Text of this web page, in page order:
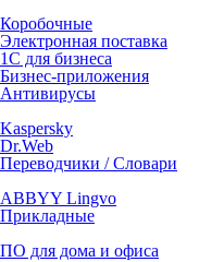
Коробочные
Электронная поставка
1С для бизнеса
Бизнес-приложения
Антивирусы
Kaspersky
Dr.Web
Переводчики / Словари
ABBYY Lingvo
Прикладные
ПО для дома и офиса